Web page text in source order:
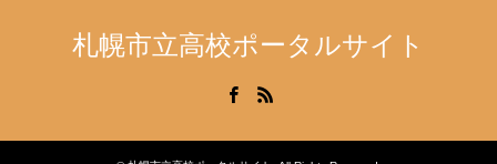
札幌市立高校ポータルサイト